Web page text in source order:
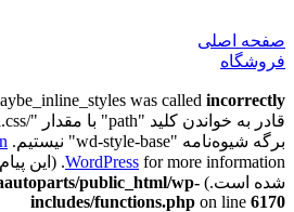
صفحه اصلی
فروشگاه
was called incorrectly
برگه شیوه‌نامه "wd-style-base" نیستیم. Please see
WordPress
شده است.) in public_html/wp-
includes/functions.php on line 6170